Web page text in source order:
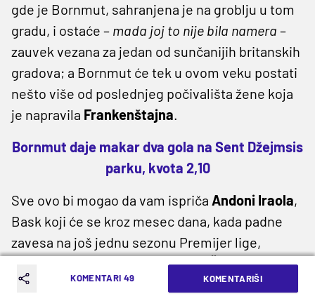
gde je Bornmut, sahranjena je na groblju u tom
gradu, i ostaće – mada joj to nije bila namera –
zauvek vezana za jedan od sunčanijih britanskih
gradova; a Bornmut će tek u ovom veku postati
nešto više od poslednjeg počivališta žene koja
je napravila Frankenštajna.
Bornmut daje makar dva gola na Sent Džejmsis
parku, kvota 2,10
Sve ovo bi mogao da vam ispriča Andoni Iraola,
Bask koji će se kroz mesec dana, kada padne
zavesa na još jednu sezonu Premijer lige,
oprostiti od grobnog mestaMeri Šeli, mesta na
kojem je počesto razmišljao o taktici. Jer u
KOMENTARI 49 KOMENTARIŠI